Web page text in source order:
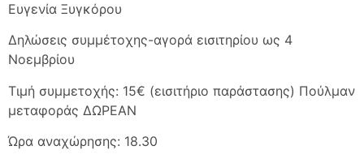
Ευγενία Ξυγκόρου
Δηλώσεις συμμέτοχης-αγορά εισιτηρίου ως 4
Νοεμβρίου
Τιμή συμμετοχής: 15€ (εισιτήριο παράστασης) Πούλμαν
μεταφοράς ΔΩΡΕΑΝ
Ώρα αναχώρησης: 18.30